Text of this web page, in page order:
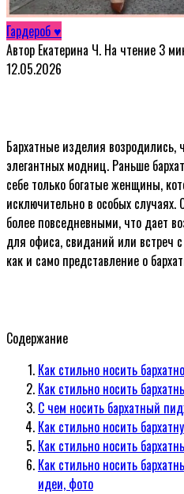
Гардероб ♥
Автор Екатерина Ч. На чтение 3
12.05.2026
Бархатные изделия возродились,
элегантных модниц. Раньше
себе только богатые женщины,
исключительно в особых
более повседневными, что дает
для офиса, свиданий или встреч
как и само представление о
Содержание
Как стильно носить
Как стильно носить
С чем носить бархатный
Как стильно носить
Как стильно носить
Как стильно носить
идеи, фото